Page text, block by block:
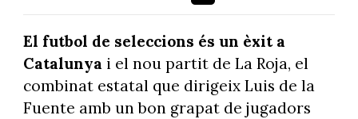
El futbol de seleccions és un èxit a
Catalunya i el nou partit de La Roja, el
combinat estatal que dirigeix Luis de la
Fuente amb un bon grapat de jugadors